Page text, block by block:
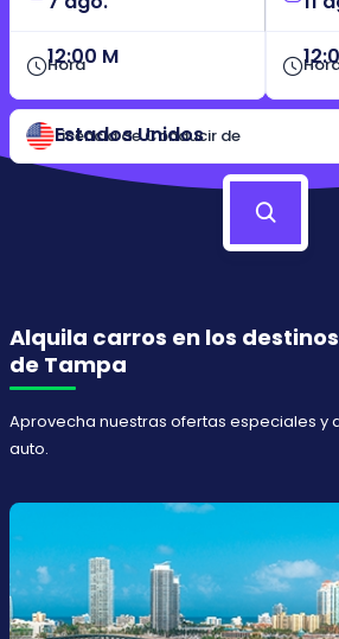
Hora
12:00 M
Licencia de Conducir de
Estados Unidos
Alquila carros en los
de Tampa
Aprovecha nuestras ofertas especiales y
auto.